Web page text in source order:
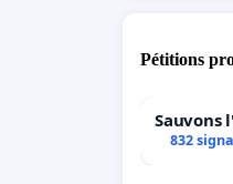
Pétitions
Sauvons
832